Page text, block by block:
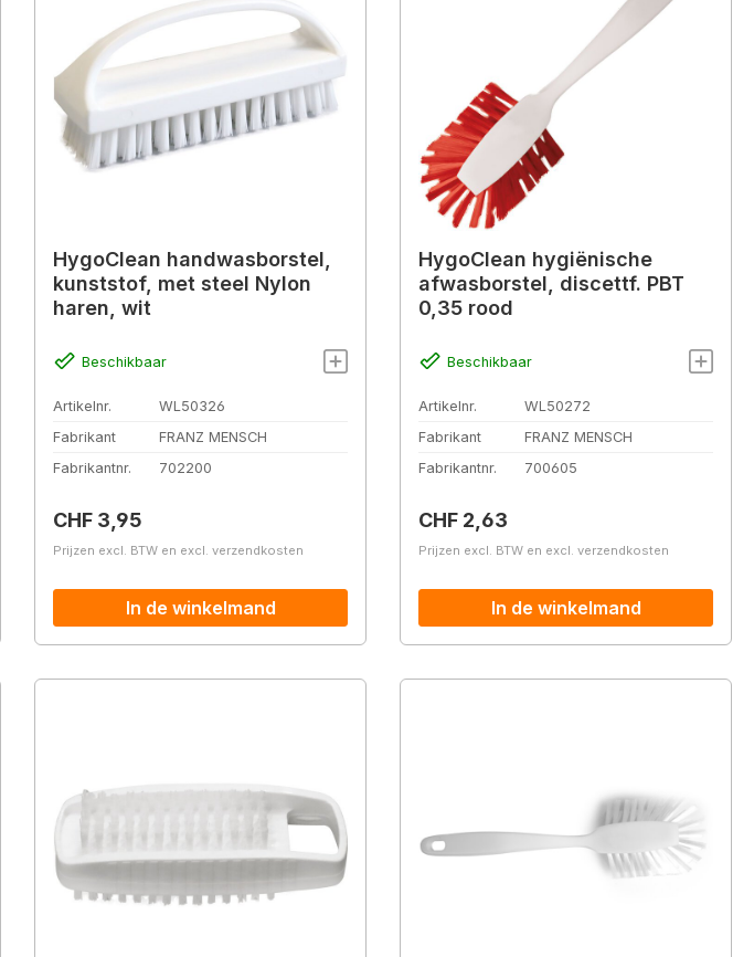
HygoClean handwasborstel,
kunststof, met steel Nylon
haren, wit
Beschikbaar
Artikelnr.
WL50326
Fabrikant
FRANZ MENSCH
Fabrikantnr.
702200
Normale prijs:
CHF 3,95
Prijzen excl. BTW en excl. verzendkosten
In de winkelmand
HygoClean hygiënische
afwasborstel, discettf. PBT
0,35 rood
Beschikbaar
Artikelnr.
WL50272
Fabrikant
FRANZ MENSCH
Fabrikantnr.
700605
Normale prijs:
CHF 2,63
Prijzen excl. BTW en excl. verzendkosten
In de winkelmand